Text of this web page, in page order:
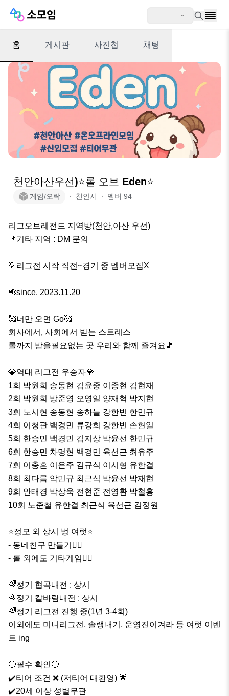
홈 게시판 사진첩 채팅
천안아산우선)⭐️롤 오브 Eden⭐️
게임/오락 ∙ 천안시 ∙ 멤버 94
리그오브레전드 지역방(천안,아산 우선)
📌기타 지역 : DM 문의
💡리그전 시작 직전~경기 중 멤버모집X
📢since. 2023.11.20
🥰너만 오면 Go🥰
회사에서, 사회에서 받는 스트레스
롤까지 받을필요없는 곳 우리와 함께 즐겨요🎵
💎역대 리그전 우승자💎
1회 박원희 송동현 김윤중 이종현 김현재
2회 박원희 방준영 오영일 양재혁 박지현
3회 노시현 송동현 송하늘 강한빈 한민규
4회 이청관 백경민 류강희 강한빈 손현일
5회 한승민 백경민 김지상 박윤선 한민규
6회 한승민 차명현 백경민 육선근 최유주
7회 이충흔 이은주 김규식 이시형 유한결
8회 최다름 악민규 최근식 박윤선 박재현
9회 안태경 박상욱 전현준 전영환 박철홍
10회 노준철 유한결 최근식 육선근 김정원
⭐️정모 외 상시 벙 여럿⭐️
- 동네친구 만들기👌🏻
- 롤 외에도 기타게임👌🏻
🌈정기 협곡내전 : 상시
🌈정기 칼바람내전 : 상시
🌈정기 리그전 진행 중(1년 3-4회)
이외에도 미니리그전, 솔랭내기, 운영진이겨라 등 여럿 이벤
트 ing
🔵필수 확인🔵
✔️티어 조건 ❌️ (저티어 대환영) 🌟
✔️20세 이상 성별무관